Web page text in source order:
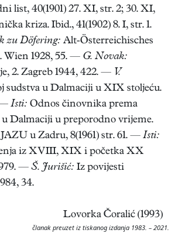
list, 40(1901) 27. XI, str. 2; 30. XI,
kriza. Ibid., 41(1902) 8. I, str. 1.
zu Döfering: Alt-Österreichisches
Wien 1928, 55. — G. Novak:
2. Zagreb 1944, 422. — V.
sudstva u Dalmaciji u XIX stoljeću.
— Isti: Odnos činovnika prema
Dalmaciji u preporodno vrijeme.
u Zadru, 8(1961) str. 61. — Isti:
iz XVIII, XIX i početka XX
— Š. Jurišić: Iz povijesti
34.
Lovorka Čoralić (1993)
članak preuzet iz tiskanog izdanja 1983. – 2021.